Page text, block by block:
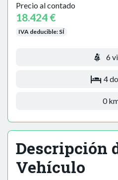
Precio al contado
18.424 €
IVA deducible: SÍ
6
4
0
Descripción
Vehículo